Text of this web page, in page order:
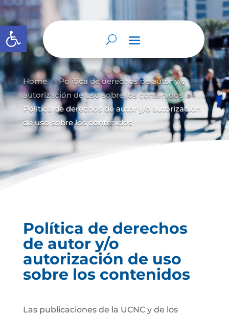
Abrir barra de herramientas
Home 9 Política de derechos de autor y/o
autorización de uso sobre los contenidos 9
Política de derechos de autor y/o autorización
de uso sobre los contenidos
Política de derechos
de autor y/o
autorización de uso
sobre los contenidos
Las publicaciones de la UCNC y de los